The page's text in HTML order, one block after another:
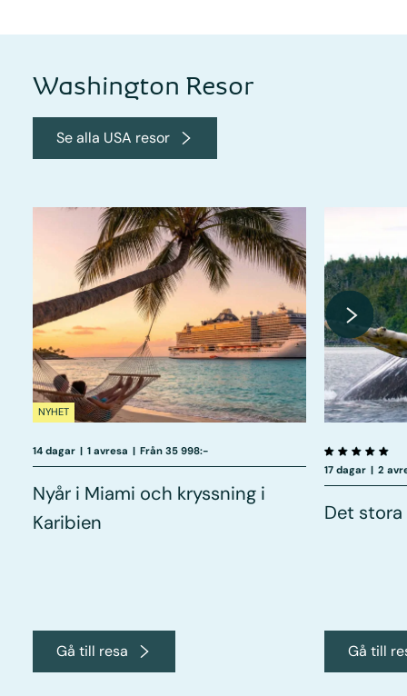
Washington Resor
Se alla USA resor
NYHET
14 dagar | 1 avresa | Från 35 998:-
Nyår i Miami och kryssning i
Karibien
Gå till resa
17 dagar | 2
Det
Gå till